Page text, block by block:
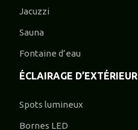
Jacuzzi
Sauna
Fontaine d’eau
ÉCLAIRAGE D’EXTÉRIEUR
Spots lumineux
Bornes LED